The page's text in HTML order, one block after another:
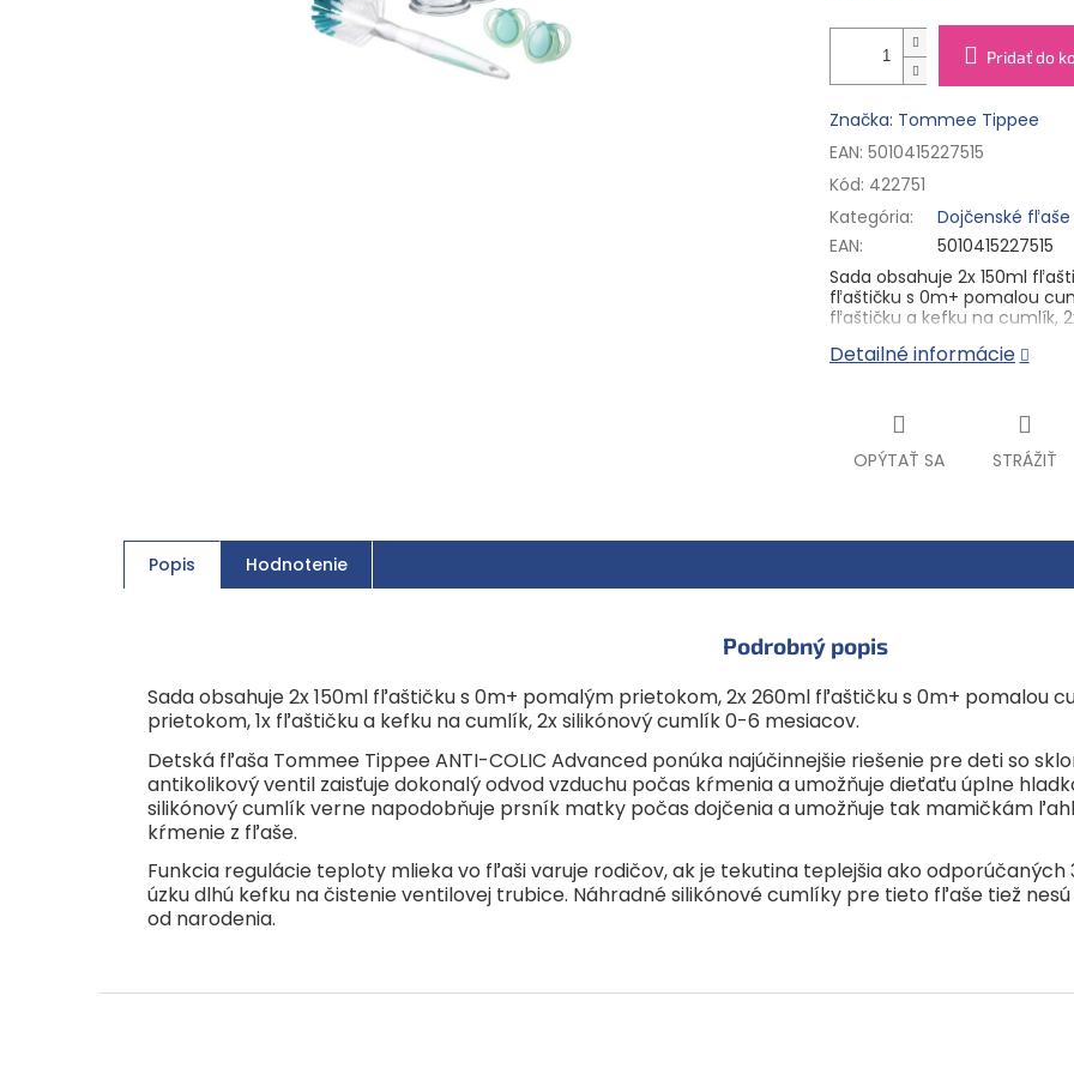
Pridať do
Značka: Tommee Tippee
EAN: 5010415227515
Kód: 422751
Kategória:
Dojčenské
EAN:
5010415227515
Sada obsahuje 2x 150ml
fľaštičku s 0m+ pomalou
fľaštičku a kefku na cumlík,
Detská fľaša Tommee
hladko sať bez prehĺtania
napodobňuje prsník matky
a bezpečne kombinovať
Detailné informácie
OPÝTAŤ SA STRÁŽIŤ
Popis Hodnotenie
Podrobný popis
Sada obsahuje 2x 150ml fľaštičku s 0m+ pomalým prietokom, 2x 260ml fľaštičku s 0m+ pomalou
prietokom, 1x fľaštičku a kefku na cumlík, 2x silikónový cumlík 0-6 mesiacov.
Detská fľaša Tommee Tippee ANTI-COLIC Advanced ponúka najúčinnejšie riešenie pre deti so
antikolikový ventil zaisťuje dokonalý odvod vzduchu počas kŕmenia a umožňuje dieťaťu úplne
silikónový cumlík verne napodobňuje prsník matky počas dojčenia a umožňuje tak mamičkám
kŕmenie z fľaše.
Funkcia regulácie teploty mlieka vo fľaši varuje rodičov, ak je tekutina teplejšia ako odporúčaných
úzku dlhú kefku na čistenie ventilovej trubice. Náhradné silikónové cumlíky pre tieto fľaše tiež
od narodenia.